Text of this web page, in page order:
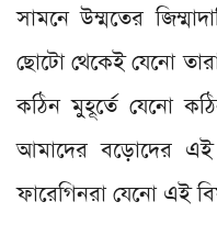
সামনে উম্মতের
ছোটো থেকেই যেনো
কঠিন মুহূর্তে যেনো
আমাদের বড়োদের এই
ফারেগিনরা যেনো এই